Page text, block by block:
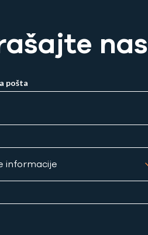
nas
pošta